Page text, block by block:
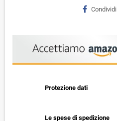
Condividi
Protezione dati
Le spese di spedizione